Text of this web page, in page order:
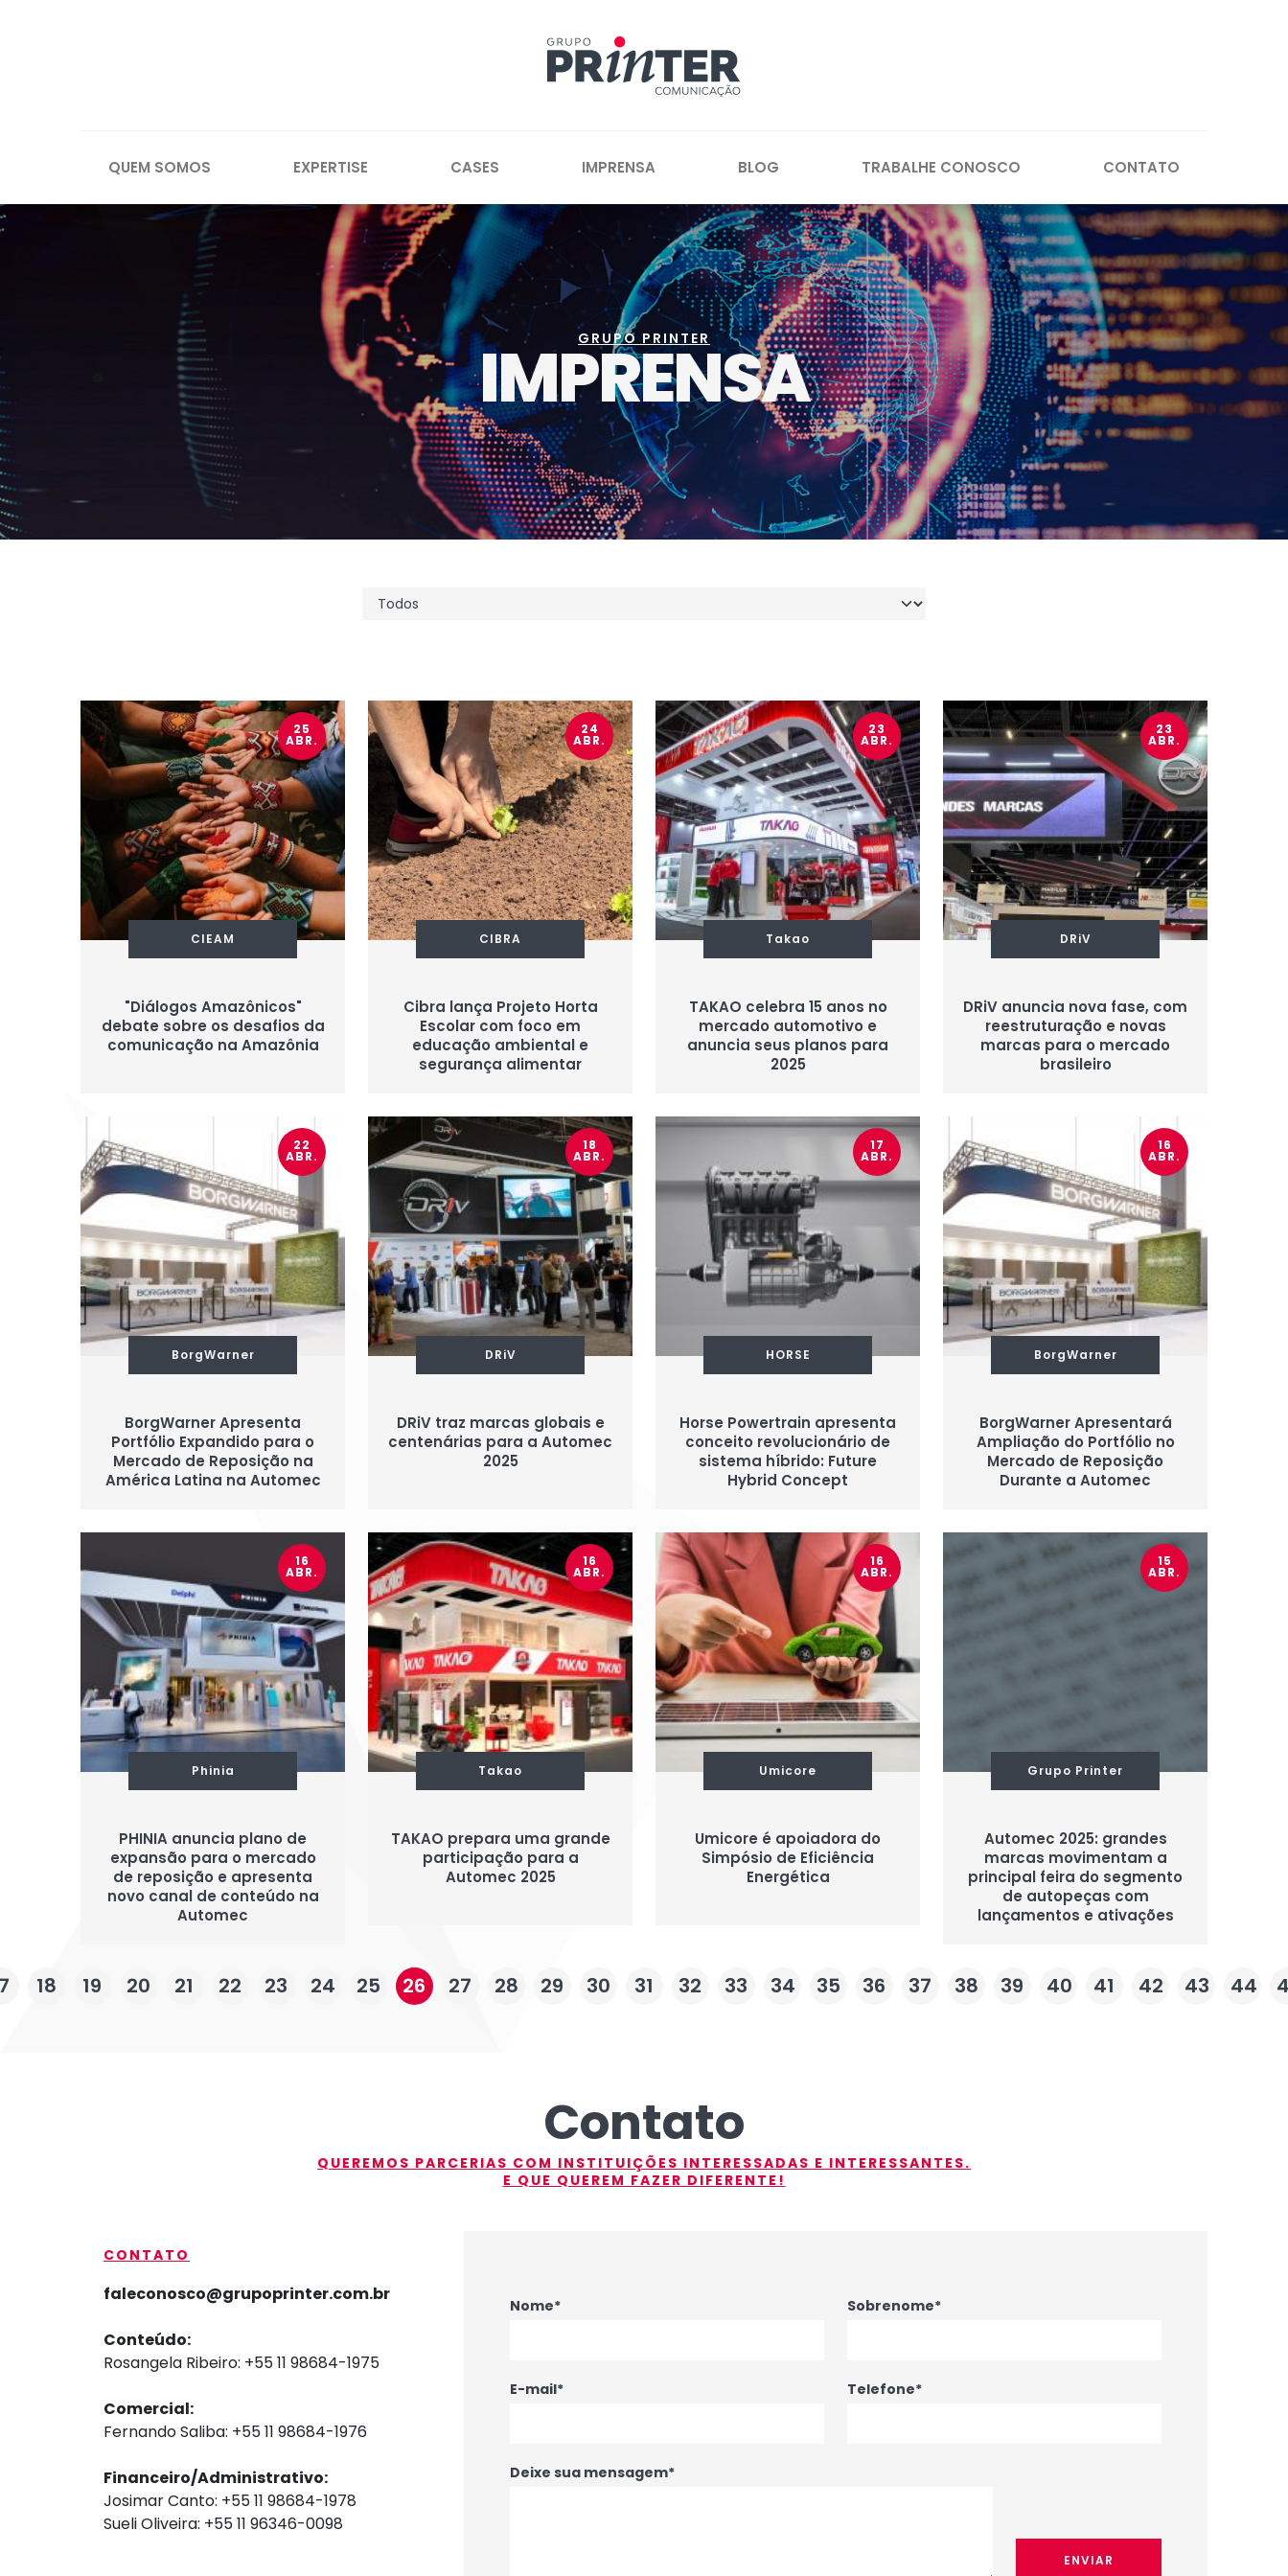
QUEM SOMOS EXPERTISE CASES IMPRENSA BLOG TRABALHE CONOSCO CONTATO
GRUPO PRINTER
IMPRENSA
25
ABR.
CIEAM
"Diálogos Amazônicos"
debate sobre os desafios da
comunicação na Amazônia
24
ABR.
CIBRA
Cibra lança Projeto Horta
Escolar com foco em
educação ambiental e
segurança alimentar
23
ABR.
Takao
TAKAO celebra 15 anos no
mercado automotivo e
anuncia seus planos para
2025
23
ABR.
DRiV
DRiV anuncia nova fase, com
reestruturação e novas
marcas para o mercado
brasileiro
22
ABR.
BorgWarner
BorgWarner Apresenta
Portfólio Expandido para o
Mercado de Reposição na
América Latina na Automec
18
ABR.
DRiV
DRiV traz marcas globais e
centenárias para a Automec
2025
17
ABR.
HORSE
Horse Powertrain apresenta
conceito revolucionário de
sistema híbrido: Future
Hybrid Concept
16
ABR.
BorgWarner
BorgWarner Apresentará
Ampliação do Portfólio no
Mercado de Reposição
Durante a Automec
16
ABR.
Phinia
PHINIA anuncia plano de
expansão para o mercado
de reposição e apresenta
novo canal de conteúdo na
Automec
16
ABR.
Takao
TAKAO prepara uma grande
participação para a
Automec 2025
16
ABR.
Umicore
Umicore é apoiadora do
Simpósio de Eficiência
Energética
15
ABR.
Grupo Printer
Automec 2025: grandes
marcas movimentam a
principal feira do segmento
de autopeças com
lançamentos e ativações
18 19 20 21 22 23 24 25 26 27 28 29 30 31 32 33 34 35 36 37 38 39 40 41 42 43 44
Contato
QUEREMOS PARCERIAS COM INSTITUIÇÕES INTERESSADAS E INTERESSANTES.
E QUE QUEREM FAZER DIFERENTE!
CONTATO
faleconosco@grupoprinter.com.br
Conteúdo:
Rosangela Ribeiro: +55 11 98684-1975
Comercial:
Fernando Saliba: +55 11 98684-1976
Financeiro/Administrativo:
Josimar Canto: +55 11 98684-1978
Sueli Oliveira: +55 11 96346-0098
Nome* Sobrenome*
E-mail* Telefone*
Deixe sua mensagem*
ENVIAR